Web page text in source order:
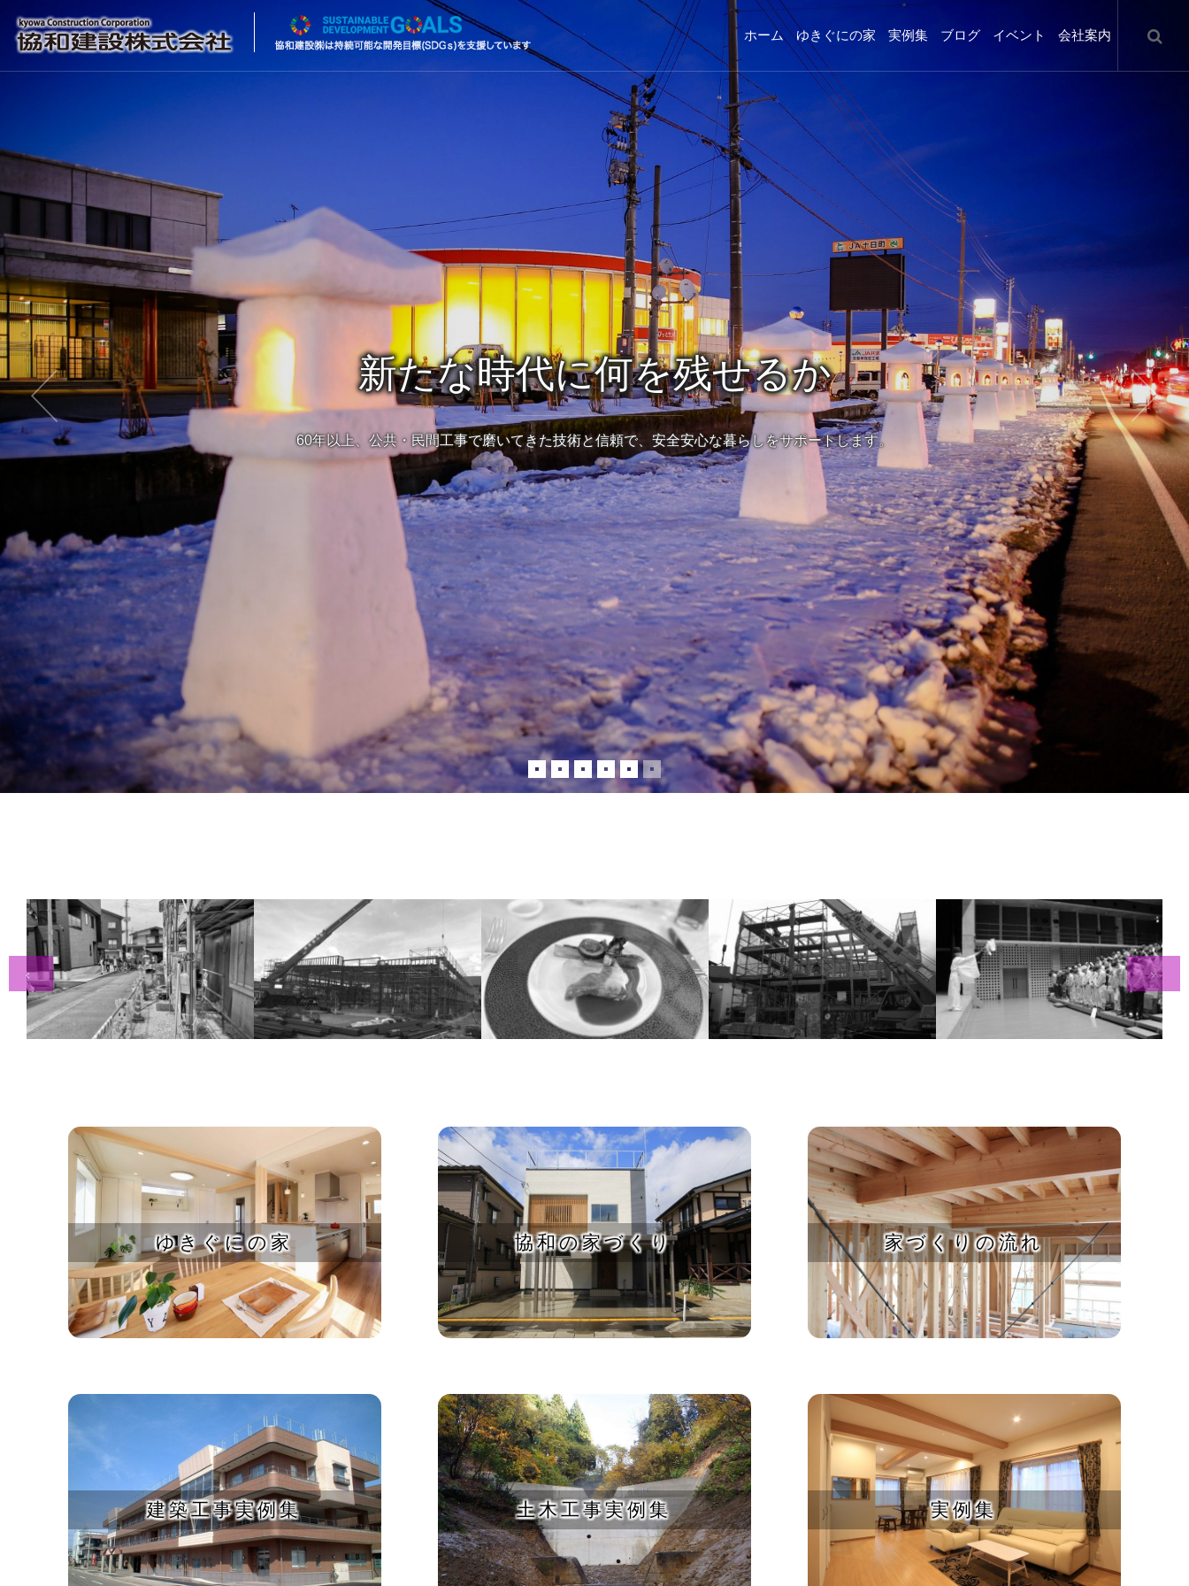
ホーム ゆきぐにの家 実例集 ブログ イベント 会社案内
新たな時代に何を残せるか
60年以上、公共・民間工事で磨いてきた技術と信頼で、安全安心な暮らしをサポートします。
3 5 6
Next
ゆきぐにの家
建築工事実例集
協和の家づくり
土木工事実例集
家づくりの流れ
実例集